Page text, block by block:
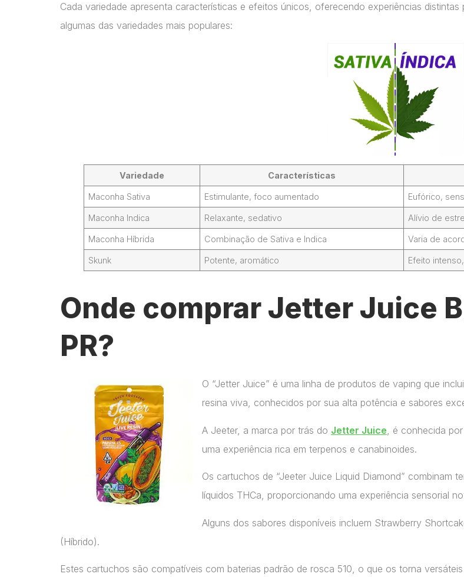
Cada variedade apresenta características e efeitos únicos, oferecendo experiências
algumas das variedades mais populares:
Variedade Características
Maconha Sativa Estimulante, foco aumentado Eufórico,
Maconha Indica Relaxante, sedativo Alívio de
Maconha Híbrida Combinação de Sativa e Indica Varia de
Skunk Potente, aromático Efeito
Onde comprar Jetter Juice
PR?
O “Jetter Juice” é uma linha de produtos de vaping que
resina viva, conhecidos por sua alta potência e sabores
A Jeeter, a marca por trás do Jetter Juice , é conhecida
uma experiência rica em terpenos e canabinoides.
Os cartuchos de “Jeeter Juice Liquid Diamond” combinam
líquidos THCa, proporcionando uma experiência sensorial
Alguns dos sabores disponíveis incluem Strawberry
(Híbrido).
Estes cartuchos são compatíveis com baterias padrão de rosca 510, o que os torna